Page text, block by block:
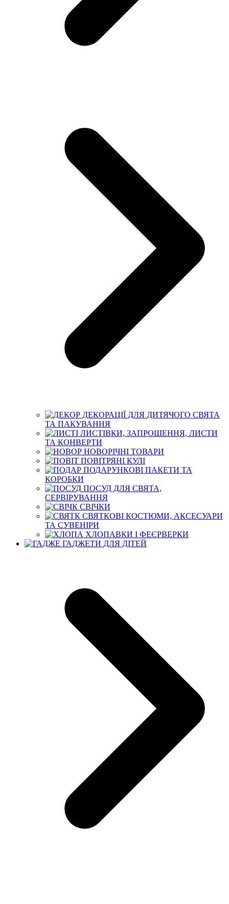
ДЕКОРАЦІЇ ДЛЯ ДИТЯЧОГО СВЯТА
ТА ПАКУВАННЯ
ЛИСТІВКИ, ЗАПРОШЕННЯ, ЛИСТИ
ТА КОНВЕРТИ
НОВОРІЧНІ ТОВАРИ
ПОВІТРЯНІ КУЛІ
ПОДАРУНКОВІ ПАКЕТИ ТА
КОРОБКИ
ПОСУД ДЛЯ СВЯТА,
СЕРВІРУВАННЯ
СВІЧКИ
СВЯТКОВІ КОСТЮМИ, АКСЕСУАРИ
ТА СУВЕНІРИ
ХЛОПАВКИ І ФЕЄРВЕРКИ
ГАДЖЕТИ ДЛЯ ДІТЕЙ